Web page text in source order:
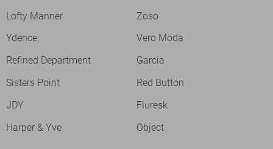
Lofty Manner
Zoso
Ydence
Vero Moda
Refined Department
Garcia
Sisters Point
Red Button
JDY
Fluresk
Harper & Yve
Object